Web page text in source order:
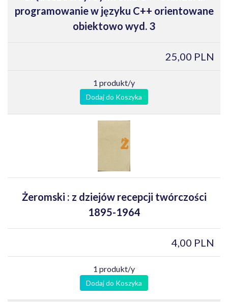
programowanie w języku C++ orientowane
obiektowo wyd. 3
25,00 PLN
1 produkt/y
Dodaj do Koszyka
Żeromski : z dziejów recepcji twórczości
1895-1964
4,00 PLN
1 produkt/y
Dodaj do Koszyka